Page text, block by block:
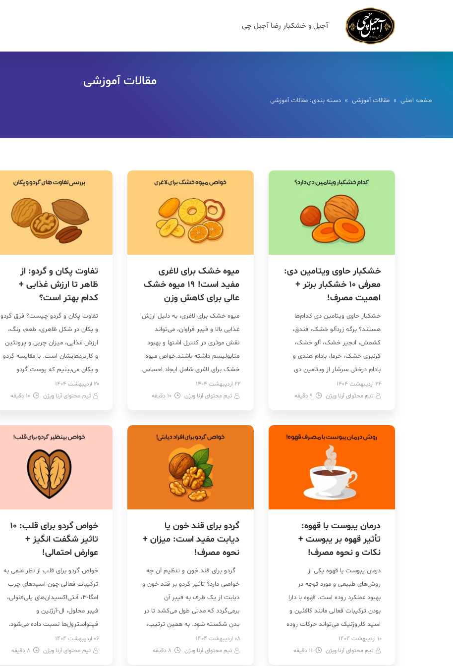
آجیل و خشکبار رضا آجیل چی
مقالات آموزشی
صفحه اصلی » مقالات آموزشی » دسته بندی: مقالات آموزشی
خشکبار حاوی ویتامین دی:
معرفی 10 خشکبار برتر +
اهمیت مصرف!
خشکبار حاوی ویتامین دی کدام‌ها
هستند؟ برگه زردآلو خشک، فندق،
کشمش، انجیر خشک، آلو خشک،
کرنبری خشک، خرما، بادام هندی و
بادام درختی سرشار از ویتامین دی
هستند و برای سامتی بدن مفیدند.
اما چرا خوردن آجیل و خشکبار حاوی
عوارض کمبود این ویتامین در بدن
چطور خود را […]
24 اردیبهشت 1404
تیم محتوای آرنا ویژن
9 دقیقه
میوه خشک برای لاغری
مفید است! 19 میوه خشک
عالی برای کاهش وزن
میوه خشک برای لاغری، به دلیل ارزش
غذایی بالا و فیبر فراوان، می‌تواند
نقش موثری در کنترل اشتها و بهبود
متابولیسم داشته باشند.خواص میوه
خشک برای لاغری شامل ایجاد احساس
سیری، تأمین انرژی سالم و حمایت از
عملکرد گوارشی است. میوه
فرنگی، گوجی بری، زردآلو خشک، توت
خشک، بلوبری خشک، […]
22 اردیبهشت 1404
تیم محتوای آرنا ویژن
10 دقیقه
تفاوت پکان و گردو: از
ظاهر تا ارزش غذایی +
کدام بهتر است؟
تفاوت پکان و گردو چیست؟ فرق گردو
و پکان در شکل ظاهری، طعم، رنگ،
ارزش غذایی، میزان چربی و پروتئین
و کاربردهایشان است. با مقایسه گردو
و پکان می‌بینیم که پوست گردو
شیاردار و به رنگ قهوه‌ای روشن است
اما پکان پوست تقریباً صاف و
پکان بیضی‌شکل است. دیگر […]
20 اردیبهشت 1404
تیم محتوای آرنا ویژن
10 دقیقه
درمان یبوست با قهوه:
تأثیر قهوه بر یبوست +
نکات و نحوه مصرف!
درمان یبوست با قهوه یکی از
روش‌های طبیعی و مورد توجه در
بهبود عملکرد روده است. قهوه با دارا
بودن ترکیبات فعالی مانند کافئین و
اسید کلروژنیک می‌تواند حرکات روده
را تحریک کرده و به دفع منظم کمک
کند. تأثیر قهوه بر یبوست به‌ویژه از
10 اردیبهشت 1404
تیم محتوای آرنا ویژن
11 دقیقه
گردو برای قند خون یا
دیابت مفید است: میزان +
نحوه مصرف!
گردو برای قند خون و تنظیم آن چه
خواصی دارد؟ تاثیر گردو بر قند خون و
دیابت از یک طرف به فیبر آن
برمی‌گردد که مدتی طول می‌کشد تا در
بدن شکسته شود. به همین ترتیب،
میزان جذب قند توسط خون را بسیار
کندتر می‌کند و می‌تواند جلوی بالا
08 اردیبهشت 1404
تیم محتوای آرنا ویژن
8 دقیقه
خواص گردو برای قلب: 10
تاثیر شگفت انگیز +
عوارض احتمالی!
خواص گردو برای قلب از نظر علمی به
ترکیبات فعالی چون اسیدهای چرب
امگا-3، آنتی‌اکسیدان‌های پلی‌فنولی،
فیبر محلول، ال-آرژنین و
فیتواسترول‌ها نسبت داده می‌شود.
این مواد نقش مهمی در کاهش
کلسترول LDL، بهبود عملکرد عروق،
06 اردیبهشت 1404
تیم محتوای آرنا ویژن
8 دقیقه